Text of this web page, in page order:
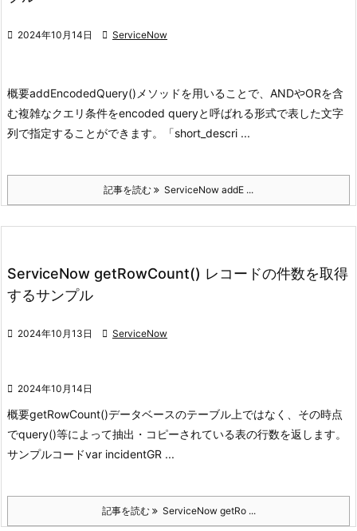
 2024年10月14日  ServiceNow
概要addEncodedQuery()メソッドを用いることで、ANDやORを含
む複雑なクエリ条件をencoded queryと呼ばれる形式で表した文字
列で指定することができます。
「short_descri ...
記事を読む ServiceNow addE ...
ServiceNow getRowCount() レコードの件数を取得
するサンプル
 2024年10月13日  ServiceNow
 2024年10月14日
概要getRowCount()データベースのテーブル上ではなく、その時点
でquery()等によって抽出・コピーされている表の行数を返します。
サンプルコードvar incidentGR ...
記事を読む ServiceNow getRo ...